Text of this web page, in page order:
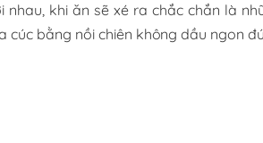
khi ăn sẽ xé ra chắc chắn là
bằng nồi chiên không dầu ngon